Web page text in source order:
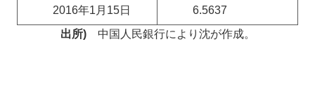
2016年1月15日
6.5637
出所)中国人民銀行により沈が作成。